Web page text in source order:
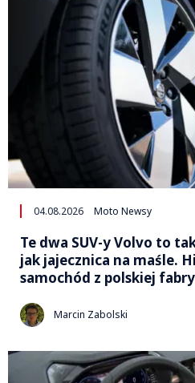
04.08.2026 Moto Newsy
Te dwa SUV-y Volvo to
jak jajecznica na maśle.
samochód z polskiej
Marcin Zabolski